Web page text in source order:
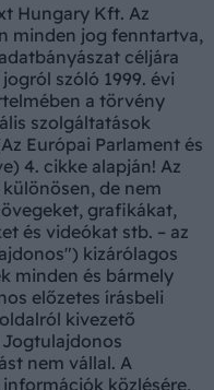
Hungary Kft. Az
minden jog fenntartva,
céljára
szóló 1999. évi
a törvény
szolgáltatások
Európai Parlament és
4. cikke alapján! Az
de nem
grafikákat,
és videókat stb. – az
kizárólagos
minden és bármely
előzetes írásbeli
kivezető
nem vállal. A
közlésére,